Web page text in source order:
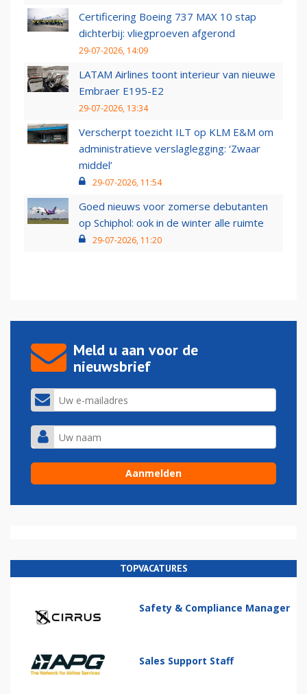
Certificering Boeing 737 MAX 10 stap
dichterbij: vliegproeven afgerond
29-07-2026, 14:09
LATAM Airlines toont interieur van nieuwe
Embraer E195-E2
29-07-2026, 13:34
Verscherpt toezicht ILT op KLM E&M om
administratieve verslaglegging: ‘Zwaar
middel’
29-07-2026, 11:54
Goed nieuws voor zomerse debutanten
op Schiphol: ook in de winter alle ruimte
29-07-2026, 11:20
Meld u aan voor de
nieuwsbrief
TOPVACATURES
Safety & Compliance Manager
Sales Support Staff